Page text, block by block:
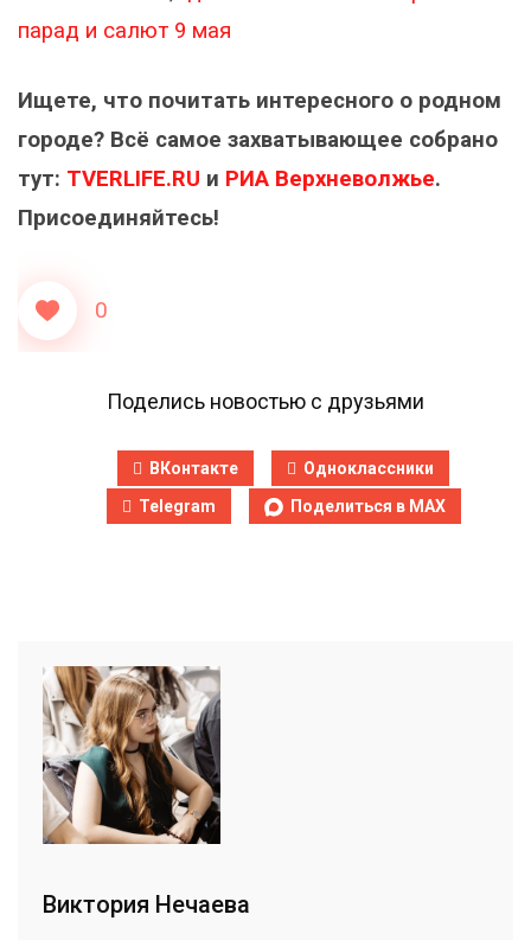
парад и салют 9 мая
Ищете, что почитать интересного о родном
городе? Всё самое захватывающее собрано
тут: TVERLIFE.RU и РИА Верхневолжье.
Присоединяйтесь!
0
Поделись новостью с друзьями
ВКонтакте
Одноклассники
Telegram
Поделиться в MAX
Виктория Нечаева